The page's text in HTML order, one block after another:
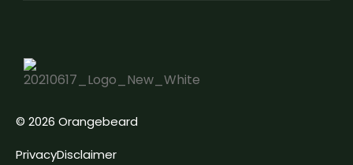
© 2026 Orangebeard
PrivacyDisclaimer